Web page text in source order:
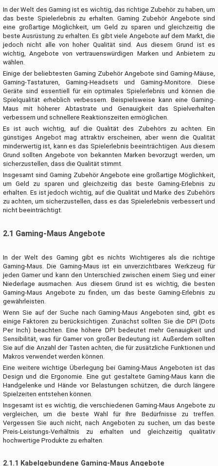
In der Welt des Gaming ist es wichtig, das richtige Zubehör zu haben, um
das beste Spielerlebnis zu erhalten. Gaming Zubehör Angebote sind
eine großartige Möglichkeit, um Geld zu sparen und gleichzeitig die
beste Ausrüstung zu erhalten. Es gibt viele Angebote auf dem Markt, die
jedoch nicht alle von hoher Qualität sind. Aus diesem Grund ist es
wichtig, Angebote von vertrauenswürdigen Marken und Anbietern zu
wählen.
Einige der beliebtesten Gaming Zubehör Angebote sind Gaming-Mäuse,
Gaming-Tastaturen, Gaming-Headsets und Gaming-Monitore. Diese
Geräte sind essentiell für ein optimales Spielerlebnis und können die
Spielqualität erheblich verbessern. Beispielsweise kann eine Gaming-
Maus mit höherer Abtastrate und Genauigkeit das Spielverhalten
verbessern und schnellere Reaktionszeiten ermöglichen.
Es ist auch wichtig, auf die Qualität des Zubehörs zu achten. Ein
günstiges Angebot mag attraktiv erscheinen, aber wenn die Qualität
minderwertig ist, kann es das Spielerlebnis beeinträchtigen. Aus diesem
Grund sollten Angebote von bekannten Marken bevorzugt werden, um
sicherzustellen, dass die Qualität stimmt.
Insgesamt sind Gaming Zubehör Angebote eine großartige Möglichkeit,
um Geld zu sparen und gleichzeitig das beste Gaming-Erlebnis zu
erhalten. Es ist jedoch wichtig, auf die Qualität und Marke des Zubehörs
zu achten, um sicherzustellen, dass es das Spielerlebnis verbessert und
nicht beeinträchtigt.
2.1 Gaming-Maus Angebote
In der Welt des Gaming gibt es nichts Wichtigeres als die richtige
Gaming-Maus. Die Gaming-Maus ist ein unverzichtbares Werkzeug für
jeden Gamer und kann den Unterschied zwischen einem Sieg und einer
Niederlage ausmachen. Aus diesem Grund ist es wichtig, die besten
Gaming-Maus Angebote zu finden, um das beste Gaming-Erlebnis zu
gewährleisten.
Wenn Sie auf der Suche nach Gaming-Maus Angeboten sind, gibt es
einige Faktoren zu berücksichtigen. Zunächst sollten Sie die DPI (Dots
Per Inch) beachten. Eine höhere DPI bedeutet mehr Genauigkeit und
Sensibilität, was für Gamer von großer Bedeutung ist. Außerdem sollten
Sie auf die Anzahl der Tasten achten, die für zusätzliche Funktionen und
Makros verwendet werden können.
Eine weitere wichtige Überlegung bei Gaming-Maus Angeboten ist das
Design und die Ergonomie. Eine gut gestaltete Gaming-Maus kann die
Handgelenke und Hände vor Belastungen schützen, die durch längere
Spielzeiten entstehen können.
Insgesamt ist es wichtig, die verschiedenen Gaming-Maus Angebote zu
vergleichen, um die beste Wahl für Ihre Bedürfnisse zu treffen.
Vergessen Sie auch nicht, nach Angeboten zu suchen, um das beste
Preis-Leistungs-Verhältnis zu erhalten und gleichzeitig qualitativ
hochwertige Produkte zu erhalten.
2.1.1 Kabelgebundene Gaming-Maus Angebote